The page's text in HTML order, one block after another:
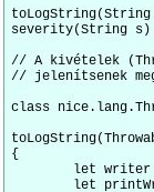
severity(String s)
// A kivételek
// jelenítsenek
class
{